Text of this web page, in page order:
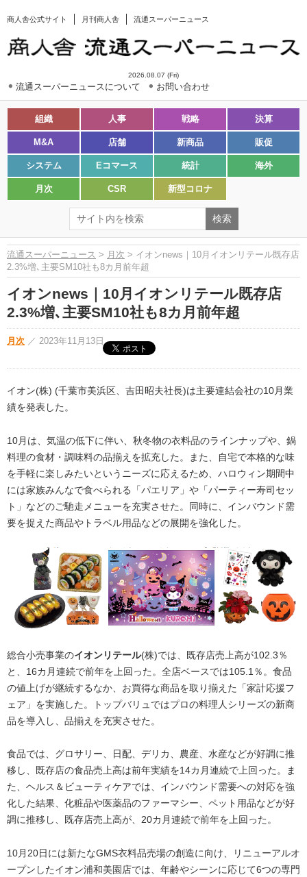
商人舎公式サイト 月刊商人舎 流通スーパーニュース
2026.08.07 (Fri)
流通スーパーニュースについて お問い合わせ
組織 人事 戦略 決算
M&A 店舗 新商品 販促
システム Eコマース 統計 海外
月次 CSR 新型コロナ
流通スーパーニュース > 月次 > イオンnews｜10月イオンリテール既存店
2.3%増､主要SM10社も8カ月前年超
イオンnews｜10月イオンリテール既存店
2.3%増､主要SM10社も8カ月前年超
月次 ／ 2023年11月13日
イオン(株) (千葉市美浜区、吉田昭夫社長)は主要連結会社の10月業
績を発表した。
10月は、気温の低下に伴い、秋冬物の衣料品のラインナップや、鍋
料理の食材・調味料の品揃えを拡充した。また、自宅で本格的な味
を手軽に楽しみたいというニーズに応えるため、ハロウィン期間中
には家族みんなで食べられる「パエリア」や「パーティー寿司セッ
ト」などのご馳走メニューを充実させた。同時に、インバウンド需
要を捉えた商品やトラベル用品などの展開を強化した。
総合小売事業のイオンリテール(株)では、既存店売上高が102.3％
と、16カ月連続で前年を上回った。全店ベースでは105.1％。食品
の値上げが継続するなか、お買得な商品を取り揃えた「家計応援フ
ェア」を実施した。トップバリュではプロの料理人シリーズの新商
品を導入し、品揃えを充実させた。
食品では、グロサリー、日配、デリカ、農産、水産などが好調に推
移し、既存店の食品売上高は前年実績を14カ月連続で上回った。ま
た、ヘルス＆ビューティケアでは、インバウンド需要への対応を強
化した結果、化粧品や医薬品のファーマシー、ペット用品などが好
調に推移し、既存店売上高が、20カ月連続で前年を上回った。
10月20日には新たなGMS衣料品売場の創造に向け、リニューアルオ
ープンしたイオン浦和美園店では、年齢やシーンに応じて6つの専門